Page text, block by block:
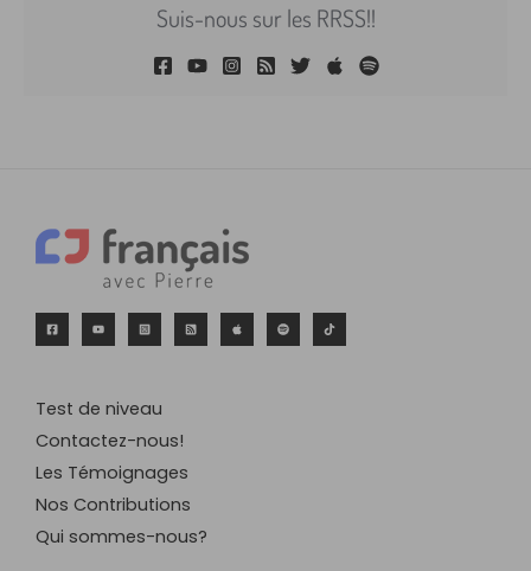
Suis-nous sur les RRSS!!
Test de niveau
Contactez-nous!
Les Témoignages
Nos Contributions
Qui sommes-nous?